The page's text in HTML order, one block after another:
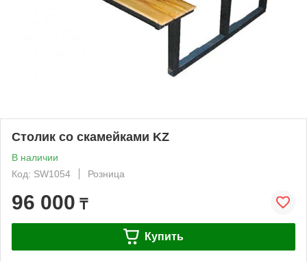
Столик со скамейками KZ
В наличии
Код: SW1054
Розница
96 000 ₸
Купить